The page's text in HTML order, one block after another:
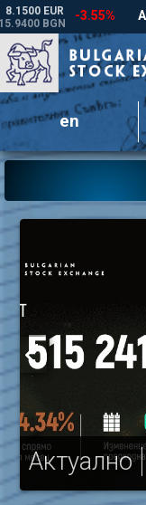
en
Актуално